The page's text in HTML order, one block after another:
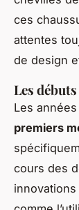
ces
attentes
de design
Les
Les
premiers
cours des